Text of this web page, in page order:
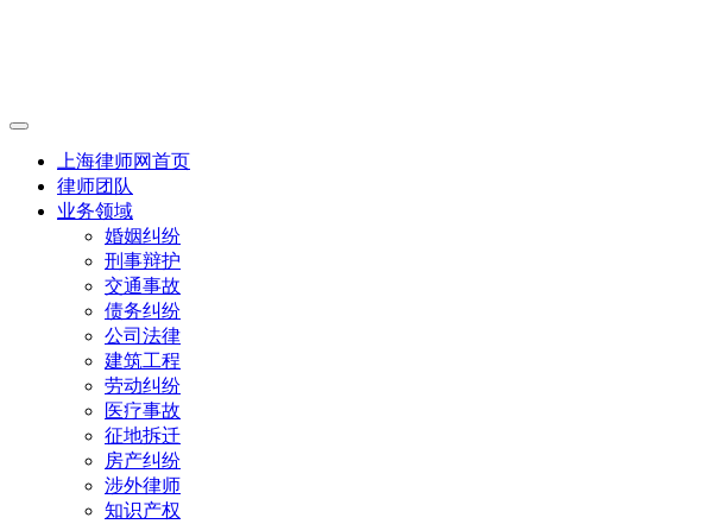
上海律师网首页
律师团队
业务领域
婚姻纠纷
刑事辩护
交通事故
债务纠纷
公司法律
建筑工程
劳动纠纷
医疗事故
征地拆迁
房产纠纷
涉外律师
知识产权